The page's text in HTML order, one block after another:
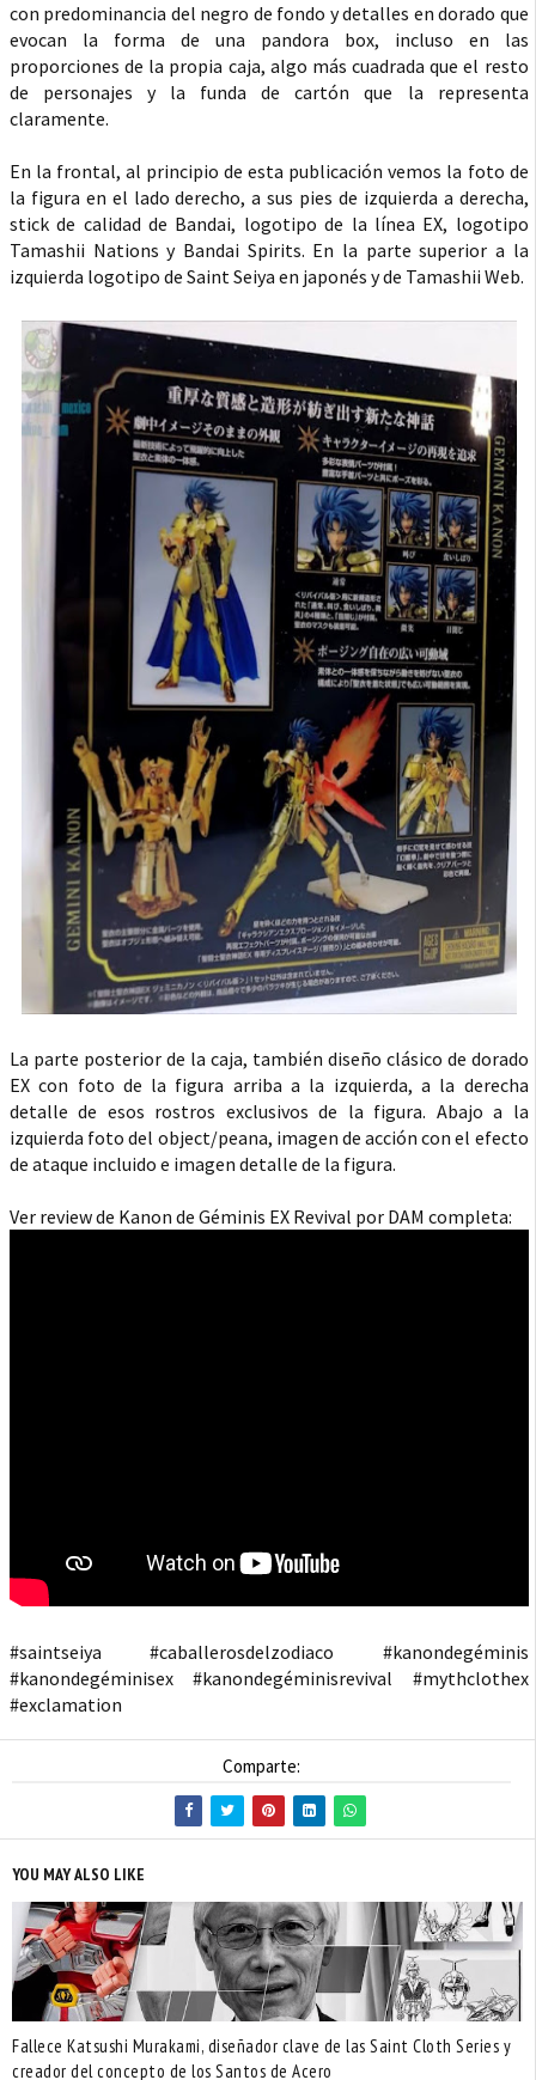
con predominancia del negro de fondo y detalles en dorado que
evocan la forma de una pandora box, incluso en las
proporciones de la propia caja, algo más cuadrada que el resto
de personajes y la funda de cartón que la representa
claramente.
En la frontal, al principio de esta publicación vemos la foto de
la figura en el lado derecho, a sus pies de izquierda a derecha,
stick de calidad de Bandai, logotipo de la línea EX, logotipo
Tamashii Nations y Bandai Spirits. En la parte superior a la
izquierda logotipo de Saint Seiya en japonés y de Tamashii Web.
La parte posterior de la caja, también diseño clásico de dorado
EX con foto de la figura arriba a la izquierda, a la derecha
detalle de esos rostros exclusivos de la figura. Abajo a la
izquierda foto del object/peana, imagen de acción con el efecto
de ataque incluido e imagen detalle de la figura.
Ver review de Kanon de Géminis EX Revival por DAM completa:
#saintseiya #caballerosdelzodiaco #kanondegéminis
#kanondegéminisex #kanondegéminisrevival #mythclothex
#exclamation
Comparte:
YOU MAY ALSO LIKE
Fallece Katsushi Murakami, diseñador clave de las Saint Cloth Series y
creador del concepto de los Santos de Acero